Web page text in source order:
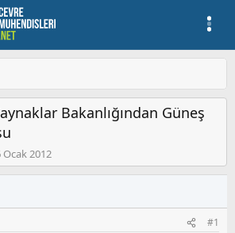
Bakanlığından Güneş
Ocak 2012
#1